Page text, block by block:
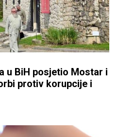
u BiH posjetio Mostar i
protiv korupcije i